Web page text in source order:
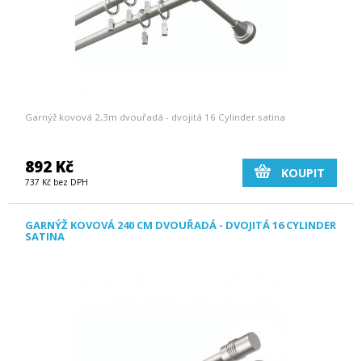
Garnýž kovová 2,3m dvouřadá - dvojitá 16 Cylinder satina
892 Kč
737 Kč bez DPH
KOUPIT
GARNÝŽ KOVOVÁ 240 CM DVOUŘADÁ - DVOJITÁ 16 CYLINDER
SATINA